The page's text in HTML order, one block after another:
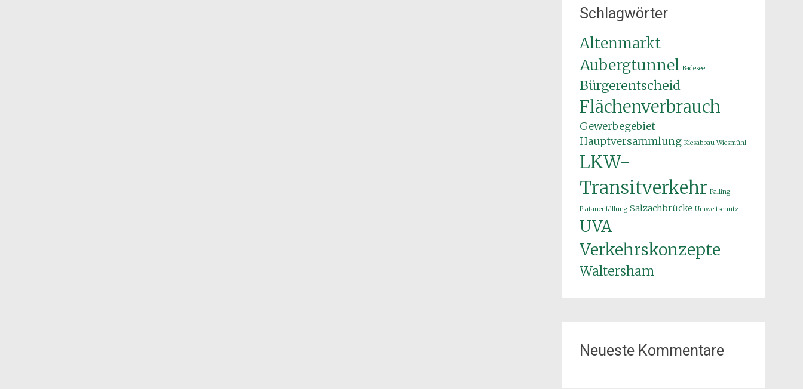
Schlagwörter
Altenmarkt
Aubergtunnel Badesee
Bürgerentscheid
Flächenverbrauch
Gewerbegebiet
Hauptversammlung Kiesabbau Wiesmühl
LKW-
Transitverkehr Palling
Platanenfällung Salzachbrücke Umweltschutz
UVA
Verkehrskonzepte
Waltersham
Neueste Kommentare